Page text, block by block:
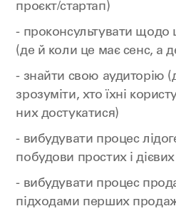
проєкт/стартап)
- проконсультувати щодо
(де й коли це має сенс, а
- знайти свою аудиторію
зрозуміти, хто їхні
них достукатися)
- вибудувати процес
побудови простих і
- вибудувати процес
підходами перших